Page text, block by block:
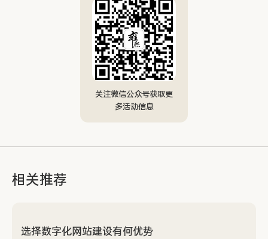
关注微信公众号获取更
多活动信息
相关推荐
选择数字化网站建设有何优势